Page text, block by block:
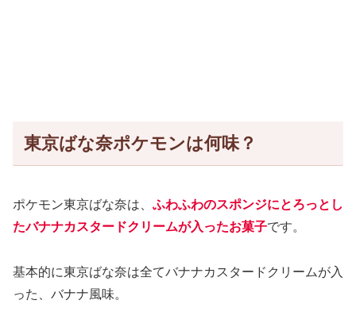
東京ばな奈ポケモンは何味？
ポケモン東京ばな奈は、 ふわふわのスポンジにとろっとし
たバナナカスタードクリームが入ったお菓子です。
基本的に東京ばな奈は全てバナナカスタードクリームが入
った、バナナ風味。